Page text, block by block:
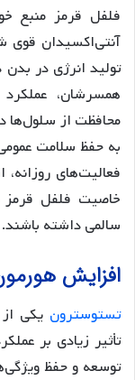
آنتی‌اکسیدان قوی
تولید انرژی در بدن
همسرشان،
محافظت از سلول‌ها
به حفظ سلامت
فعالیت‌های
خاصیت فلفل
سالمی داشته باشند.
افزایش
تستوسترون یکی
تأثیر زیادی بر
توسعه و حفظ